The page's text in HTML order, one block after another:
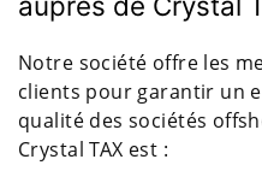
Notre société offre les
clients pour garantir un
qualité des sociétés
Crystal TAX est :